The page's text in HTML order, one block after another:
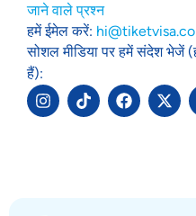
जाने वाले प्रश्न
हमें ईमेल करें:
सोशल मीडिया पर हमें संदेश भेजें
हैं):